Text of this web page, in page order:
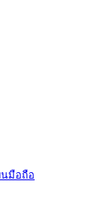
มือถือ